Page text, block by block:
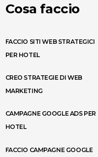
Cosa faccio
FACCIO SITI WEB STRATEGICI
PER HOTEL
CREO STRATEGIE DI WEB
MARKETING
CAMPAGNE GOOGLE ADS PER
HOTEL
FACCIO CAMPAGNE GOOGLE